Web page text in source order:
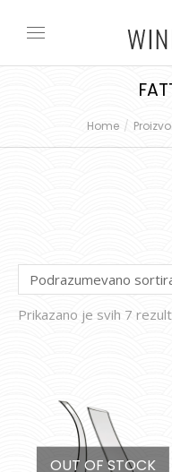
You are here:
Home
Prikazano je svih 7
OUT OF STOCK